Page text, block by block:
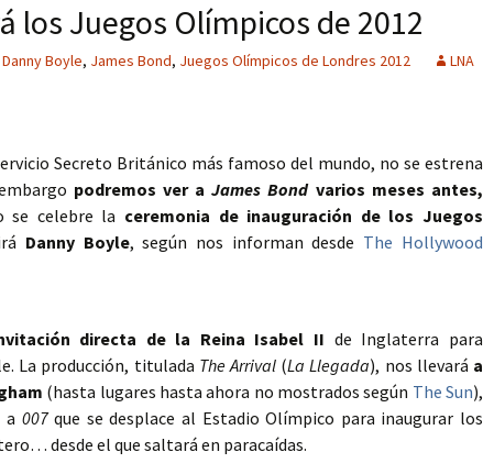
los Juegos Olímpicos de 2012
Danny Boyle, James Bond, Juegos Olímpicos de Londres 2012 LNA
Secreto Británico más famoso del mundo, no se estrena
podremos ver aJames Bondvarios meses antes,
se celebre la ceremonia de inauguración de los Juegos
Danny Boyle, según nos informan desde The Hollywood
directa de la Reina Isabel II de Inglaterra para
La producción, titulada The Arrival(La Llegada), nos llevará a
(hasta lugares hasta ahora no mostrados según The Sun),
a 007que se desplace al Estadio Olímpico para inaugurar los
desde el que saltará en paracaídas.